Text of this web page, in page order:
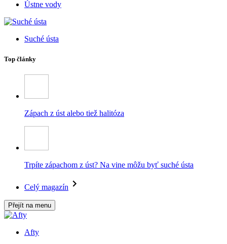
Ústne vody
Suché ústa
Top články
Zápach z úst alebo tiež halitóza
Trpíte zápachom z úst? Na vine môžu byť suché ústa
Celý magazín
Přejít na menu
Afty